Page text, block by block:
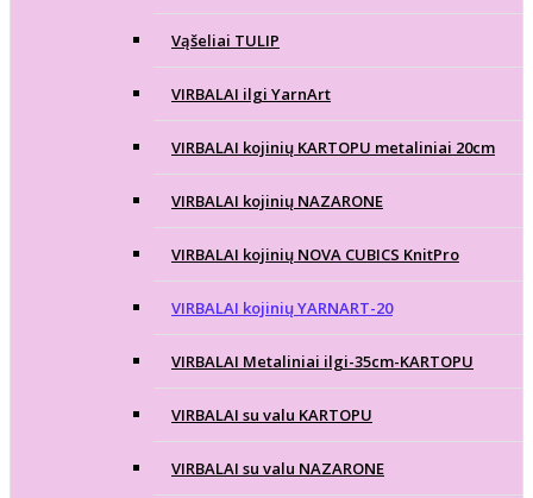
Vąšeliai TULIP
VIRBALAI ilgi YarnArt
VIRBALAI kojinių KARTOPU metaliniai 20cm
VIRBALAI kojinių NAZARONE
VIRBALAI kojinių NOVA CUBICS KnitPro
VIRBALAI kojinių YARNART-20
VIRBALAI Metaliniai ilgi-35cm-KARTOPU
VIRBALAI su valu KARTOPU
VIRBALAI su valu NAZARONE